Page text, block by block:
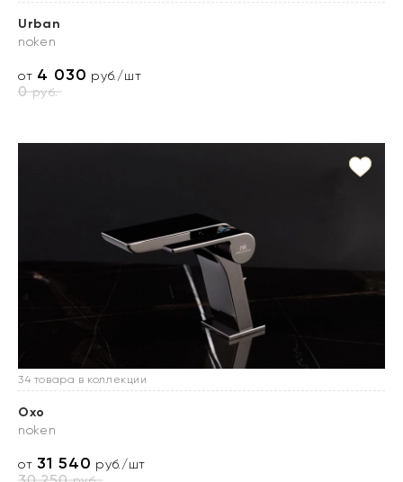
Urban
noken
от 4 030 руб./шт
0руб.
34 товара в коллекции
Oxo
noken
от31 540 руб./шт